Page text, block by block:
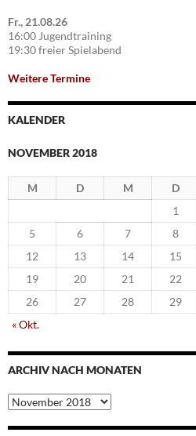
Fr., 21.08.26
16:00 Jugendtraining
19:30 freier Spielabend
Weitere Termine
KALENDER
NOVEMBER 2018
M D M D
1
5
6 7 8
12
13 14 15
19
20 21 22
26
27 28 29
« Okt.
ARCHIV NACH MONATEN
Archiv
nach
Monaten